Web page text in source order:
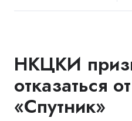
НКЦКИ
отказаться
«Спутник»